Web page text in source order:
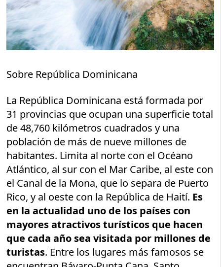
Sobre República Dominicana
La República Dominicana está formada por
31 provincias que ocupan una superficie total
de 48,760 kilómetros cuadrados y una
población de más de nueve millones de
habitantes. Limita al norte con el Océano
Atlántico, al sur con el Mar Caribe, al este con
el Canal de la Mona, que lo separa de Puerto
Rico, y al oeste con la República de Haití. Es
en la actualidad uno de los países con
mayores atractivos turísticos que hacen
que cada año sea visitada por millones de
turistas. Entre los lugares más famosos se